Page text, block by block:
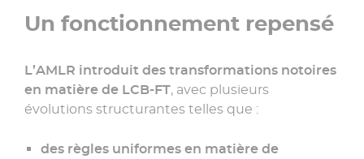
Un fonctionnement repensé
L’AMLR introduit des transformations notoires
en matière de LCB-FT, avec plusieurs
évolutions structurantes telles que :
des règles uniformes en matière de